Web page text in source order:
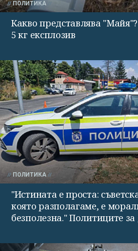
ПОЛИТИКА
Какво представлява
5 кг експлозив
ПОЛИТИКА
"Истината е проста:
която разполагаме, е
безполезна." Политиците